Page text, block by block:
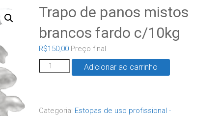
Trapo de panos mistos
brancos fardo c/10kg
R$150,00 Preço final
Adicionar ao carrinho
Categoria: Estopas de uso profissional -